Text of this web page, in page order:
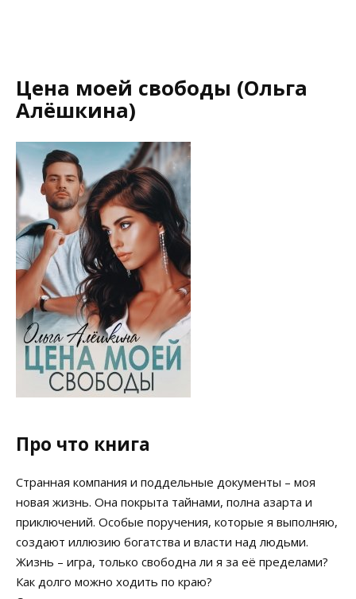
Цена моей свободы (Ольга
Алёшкина)
Про что книга
Странная компания и поддельные документы – моя
новая жизнь. Она покрыта тайнами, полна азарта и
приключений. Особые поручения, которые я выполняю,
создают иллюзию богатства и власти над людьми.
Жизнь – игра, только свободна ли я за её пределами?
Как долго можно ходить по краю?